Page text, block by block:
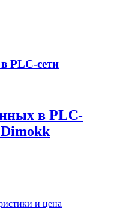
PLC-сети
в PLC-
Dimokk
и цена